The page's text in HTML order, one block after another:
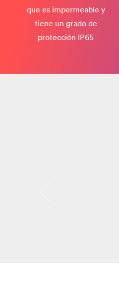
que es impermeable y
tiene un grado de
protección IP65